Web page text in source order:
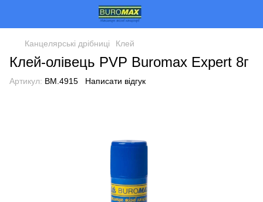
Канцелярські дрібниці Клей
Клей-олівець PVP Buromax Expert 8г
Артикул: BM.4915 Написати відгук